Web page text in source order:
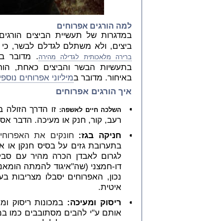
למה הורגים אפרוחים
במדגרות של תעשיית הביצים
ביצים, ולא משתלם לגדלם לבשר,
ברירה מלאכותית לגדילה מהירה. מדובר בלמעלה מ-
בתעשיות הבשר והביצים כאחת,
באיחור. מדובר במיליוני אפרוחים
איך הורגים אפרוחים
השלכה חיים לאשפה: זו הדרך
רעב, קור, חנק או מעיכה. הדבר
חניקה בגז: חונקים את
בתערובת גזים על בסיס חנקן או
לגרום לאבדן הכרה מהיר עם
דו-חמצני (שה"איגוד להמתה
נכון, האפרוחים יסבלו מצריבות
איטית.
ריסוק ומעיכה: במכונות ריסוק
אותם ע"י להבים מסתובבים כמו